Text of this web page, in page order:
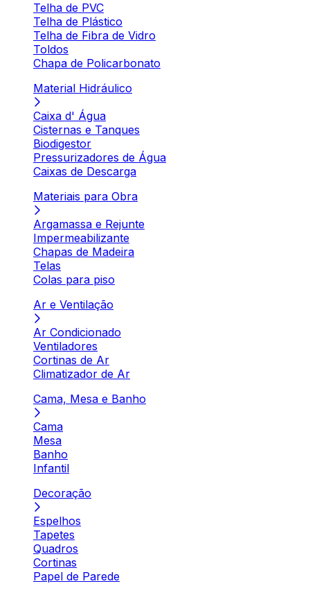
Telha de PVC
Telha de Plástico
Telha de Fibra de Vidro
Toldos
Chapa de Policarbonato
Material Hidráulico
Caixa d' Água
Cisternas e Tanques
Biodigestor
Pressurizadores de Água
Caixas de Descarga
Materiais para Obra
Argamassa e Rejunte
Impermeabilizante
Chapas de Madeira
Telas
Colas para piso
Ar e Ventilação
Ar Condicionado
Ventiladores
Cortinas de Ar
Climatizador de Ar
Cama, Mesa e Banho
Cama
Mesa
Banho
Infantil
Decoração
Espelhos
Tapetes
Quadros
Cortinas
Papel de Parede